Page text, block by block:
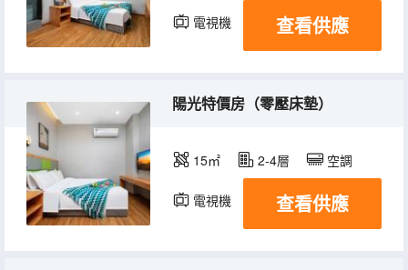
電視機 查看供應
陽光特價房（零壓床墊）
15㎡ 2-4層 空調
電視機 查看供應